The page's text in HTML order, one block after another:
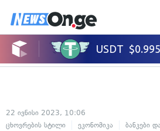
22 ივნისი 2023, 10:06
ცხოვრების სტილი
ეკონომიკა ბანკები